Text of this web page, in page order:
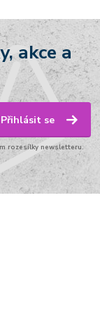
akce a
Přihlásit se
rozesílky newsletteru.